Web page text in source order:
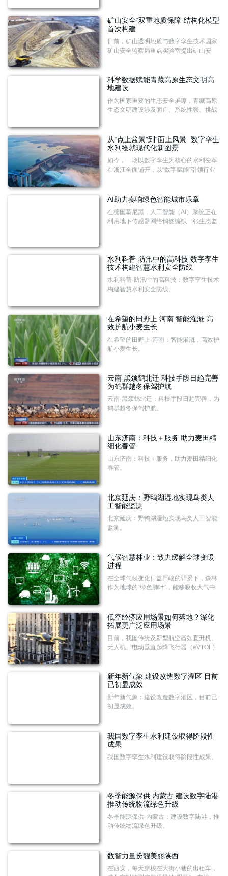
矿山安全“双重地质保障”结构化模型
首次构建
日前，矿山透明地质与数字孪生技术国家
矿山安全监察局重点实验室提出矿山安
科学数据赋能青藏高原生态文明高
地建设
作为国家重要的生态安全屏障，青藏高原
生态文明建设涉及面广、系统性强、挑战
保护与高质量发展协同并进。
从“点上盆景”到“面上风景” 数字孪生
水利绘就现代化新图景
如今，一场以数字孪生为核心的水利变革
在浙江全面铺开，以“数字赋能”引领行业
AI助力奏响绿色智能城市乐章
在德国慕尼黑，人工智能（AI）系统正在
利用地下传感器网络悄然编织一张生态监
水利科普·防汛中的高科技 数字孪生
技术构建智慧水利安全防线
水利科普·防汛中的高科技：数字孪生技术
构建智慧水利安全防线。
在希望的田野上 河南 智能灌溉 高
效护航小麦生长
在希望的田野上·河南：智能灌溉，高效护
航小麦生长。
云南 黑颈鹤北迁 科技手段日趋完善
为鹤群越冬保驾护航
云南·黑颈鹤北迁：科技手段日趋完善，为
鹤群越冬保驾护航。
山东济南：科技＋服务 助力麦田精
细化春管
山东济南：科技＋服务，助力麦田精细化
春管。
北京延庆：野鸭湖湿地实现鸟类人
工智能监测
北京延庆：野鸭湖湿地实现鸟类人工智能
监测。
气候智慧林业：致力缓解全球变暖
进程
在全球气候变化日益严峻的背景下，森林
作为地球的“绿色肺叶”，能够吸收大气中
灾和病虫害等频繁发生，严重威胁着森林
的健康与稳定。如何在充分发挥森林碳汇
气候智慧林业正成为应对这一挑战的新方
案。
低空经济应用场景如何落地？深化
拓展更广泛应用场景
目前，我国传统及新型航空器如直升机、
无人机、电动垂直起降飞行器（eVTOL）
并在医疗救护、应急救援、消防救灾、科
学考察等领域展开初步探索。如何推动低
空经济应用场景落地？如何利用低空经济
推动相关领域融合发展？
新年新气象 建设改造数字灌区 目前
已初显成效
新年新气象：建设改造数字灌区，目前已
初显成效。
我国数字孪生水利建设取得阶段性
成果
我国数字孪生水利建设取得阶段性成果。
冬季能源保供 内蒙古 建设数字陆港
推动传统物流绿色升级
冬季能源保供·内蒙古：建设数字陆港，推
动传统物流绿色升级。
数智力量扮靓美丽陕西
在西安，每天穿梭在大街小巷的出租车，